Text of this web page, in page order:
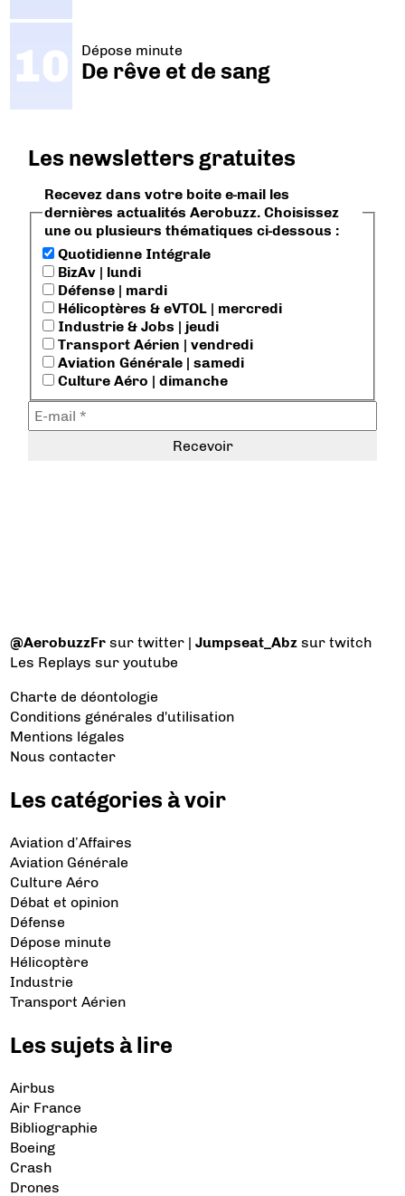
Dépose minute
De rêve et de sang
Les newsletters gratuites
Recevez dans votre boite e-mail les
dernières actualités Aerobuzz. Choisissez
une ou plusieurs thématiques ci-dessous :
Quotidienne Intégrale
BizAv | lundi
Défense | mardi
Hélicoptères & eVTOL | mercredi
Industrie & Jobs | jeudi
Transport Aérien | vendredi
Aviation Générale | samedi
Culture Aéro | dimanche
@AerobuzzFr sur twitter |Jumpseat_Abz sur twitch
Les Replays sur youtube
Charte de déontologie
Conditions générales d'utilisation
Mentions légales
Nous contacter
Les catégories à voir
Aviation d’Affaires
Aviation Générale
Culture Aéro
Débat et opinion
Défense
Dépose minute
Hélicoptère
Industrie
Transport Aérien
Les sujets à lire
Airbus
Air France
Bibliographie
Boeing
Crash
Drones